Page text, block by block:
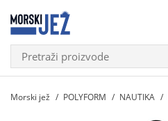
Morski jež POLYFORM NAUTIKA